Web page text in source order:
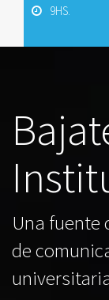
9HS.
Una fuente
de